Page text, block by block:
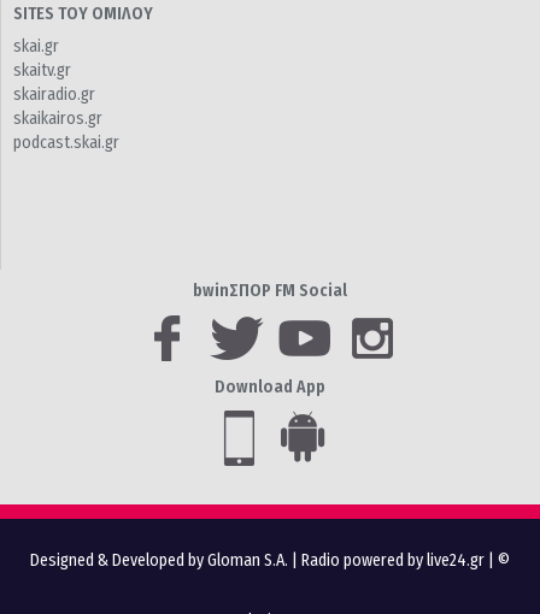
SITES ΤΟΥ ΟΜΙΛΟΥ
skai.gr
skaitv.gr
skairadio.gr
skaikairos.gr
podcast.skai.gr
bwinΣΠΟΡ FM Social
Download App
Designed & Developed by Gloman S.A. Radio powered by live24.gr | ©